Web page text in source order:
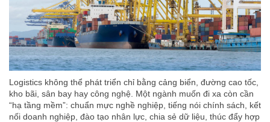
Logistics không thể phát triển chỉ bằng cảng biển, đường cao tốc,
kho bãi, sân bay hay công nghệ. Một ngành muốn đi xa còn cần
“hạ tầng mềm”: chuẩn mực nghề nghiệp, tiếng nói chính sách, kết
nối doanh nghiệp, đào tạo nhân lực, chia sẻ dữ liệu, thúc đẩy hợp